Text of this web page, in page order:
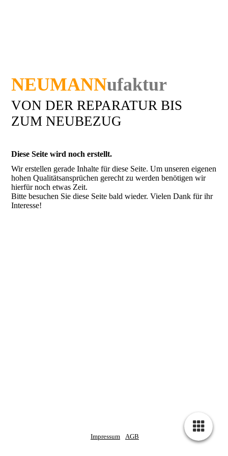
NEUMANNufaktur
VON DER REPARATUR BIS
ZUM NEUBEZUG
Diese Seite wird noch erstellt.
Wir erstellen gerade Inhalte für diese Seite. Um unseren eigenen
hohen Qualitätsansprüchen gerecht zu werden benötigen wir
hierfür noch etwas Zeit.
Bitte besuchen Sie diese Seite bald wieder. Vielen Dank für ihr
Interesse!
Impressum AGB